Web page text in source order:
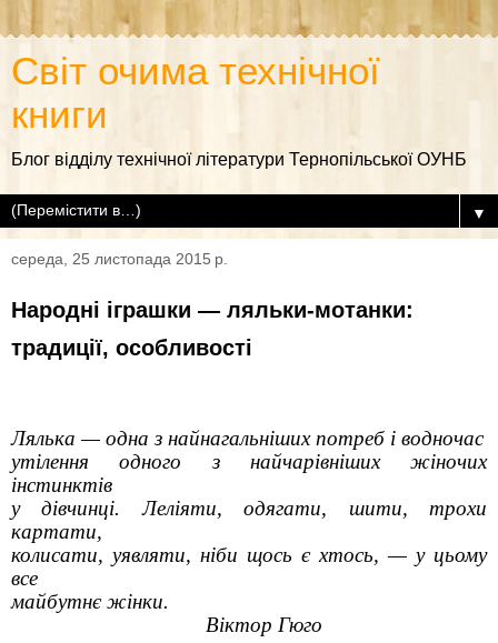
Світ очима технічної
книги
Блог відділу технічної літератури Тернопільської ОУНБ
▼
середа, 25 листопада 2015 р.
Народні іграшки — ляльки-мотанки:
традиції, особливості
Лялька — одна з найнагальніших потреб і водночас
утілення одного з найчарівніших жіночих
інстинктів
у дівчинці. Леліяти, одягати, шити, трохи
картати,
колисати, уявляти, ніби щось є хтось, — у цьому
все
майбутнє жінки.
Віктор Гюго